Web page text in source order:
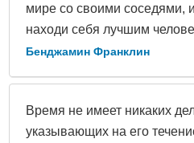
мире со своими соседями,
находи себя лучшим
Бенджамин Франклин
Время не имеет никаких
указывающих на его